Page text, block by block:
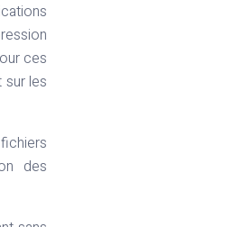
ces
les
des